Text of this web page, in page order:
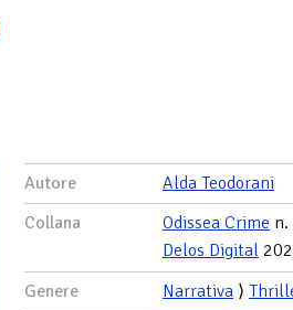
Autore
Alda Teodorani
Collana
Odissea Crime
Delos Digital
Genere
Narrativa ⟩